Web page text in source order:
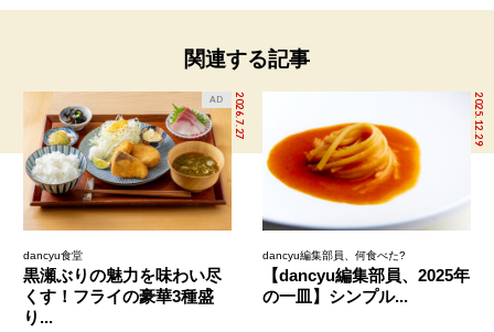
関連する記事
2026.7.27
AD
dancyu食堂
黒瀬ぶりの魅力を味わい尽
くす！フライの豪華3種盛
り...
2025.12.29
dancyu編集部員、何食べた?
【dancyu編集部員、2025年
の一皿】シンプル...